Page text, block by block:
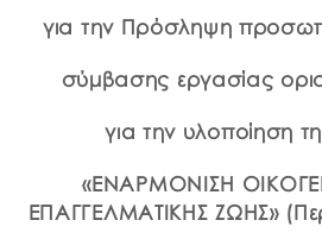
για την Πρόσληψη
σύμβασης εργασίας
για την υλοποίηση
«ΕΝΑΡΜΟΝΙΣΗ
ΕΠΑΓΓΕΛΜΑΤΙΚΗΣ ΖΩΗΣ»